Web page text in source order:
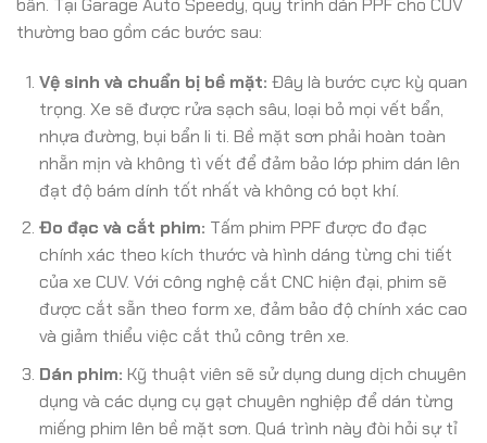
bẩn. Tại Garage Auto Speedy, quy trình dán PPF cho CUV
thường bao gồm các bước sau:
Vệ sinh và chuẩn bị bề mặt: Đây là bước cực kỳ quan
trọng. Xe sẽ được rửa sạch sâu, loại bỏ mọi vết bẩn,
nhựa đường, bụi bẩn li ti. Bề mặt sơn phải hoàn toàn
nhẵn mịn và không tì vết để đảm bảo lớp phim dán lên
đạt độ bám dính tốt nhất và không có bọt khí.
Đo đạc và cắt phim: Tấm phim PPF được đo đạc
chính xác theo kích thước và hình dáng từng chi tiết
của xe CUV. Với công nghệ cắt CNC hiện đại, phim sẽ
được cắt sẵn theo form xe, đảm bảo độ chính xác cao
và giảm thiểu việc cắt thủ công trên xe.
Dán phim: Kỹ thuật viên sẽ sử dụng dung dịch chuyên
dụng và các dụng cụ gạt chuyên nghiệp để dán từng
miếng phim lên bề mặt sơn. Quá trình này đòi hỏi sự tỉ